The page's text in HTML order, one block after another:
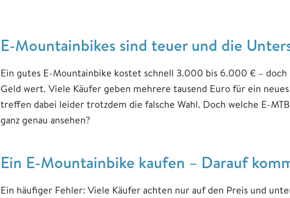
E-Mountainbikes sind teuer und die
Ein gutes E-Mountainbike kostet schnell 3.000 bis 6.000 € –
Geld wert. Viele Käufer geben mehrere tausend Euro für ein
treffen dabei leider trotzdem die falsche Wahl. Doch welche E-
ganz genau ansehen?
Ein E-Mountainbike kaufen – Darauf
Ein häufiger Fehler: Viele Käufer achten nur auf den Preis und